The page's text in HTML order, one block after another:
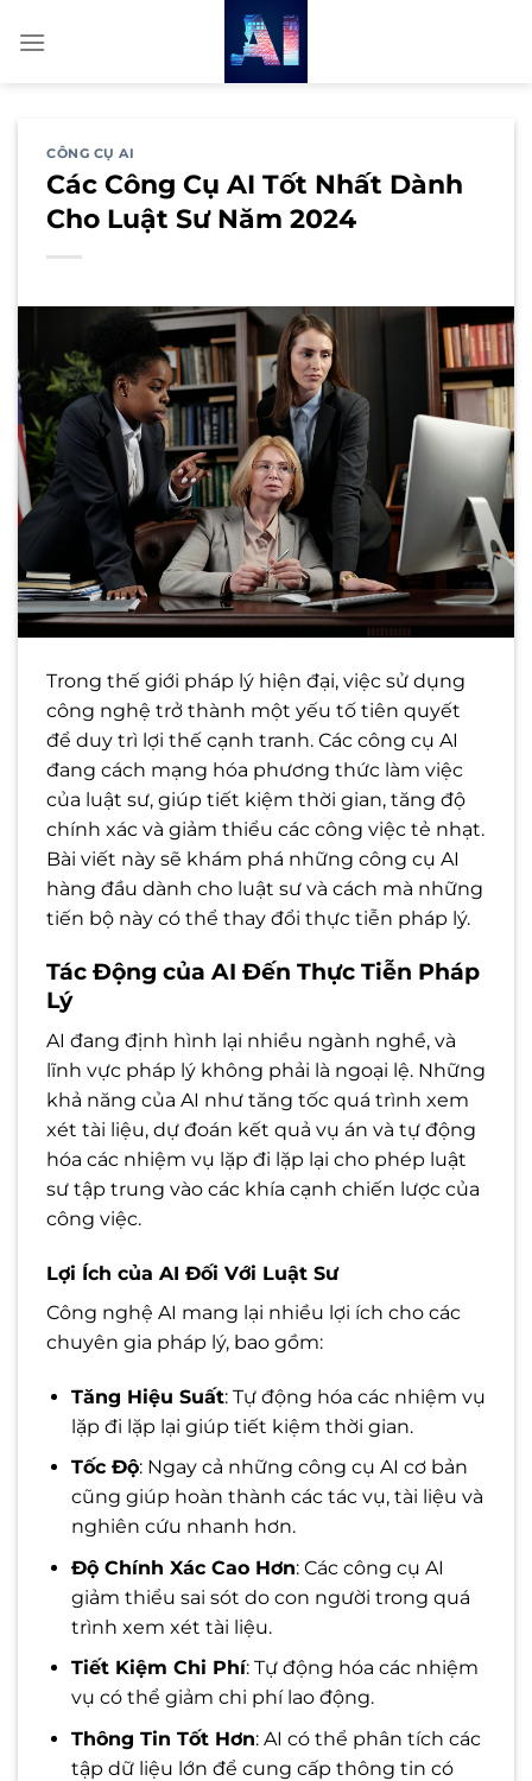
qua
CÔNG CỤ AI
Các Công Cụ AI Tốt Nhất Dành
Cho Luật Sư Năm 2024
Trong thế giới pháp lý hiện đại, việc sử dụng
công nghệ trở thành một yếu tố tiên quyết
để duy trì lợi thế cạnh tranh. Các công cụ AI
đang cách mạng hóa phương thức làm việc
của luật sư, giúp tiết kiệm thời gian, tăng độ
chính xác và giảm thiểu các công việc tẻ nhạt.
Bài viết này sẽ khám phá những công cụ AI
hàng đầu dành cho luật sư và cách mà những
tiến bộ này có thể thay đổi thực tiễn pháp lý.
Tác Động của AI Đến Thực Tiễn Pháp
Lý
AI đang định hình lại nhiều ngành nghề, và
lĩnh vực pháp lý không phải là ngoại lệ. Những
khả năng của AI như tăng tốc quá trình xem
xét tài liệu, dự đoán kết quả vụ án và tự động
hóa các nhiệm vụ lặp đi lặp lại cho phép luật
sư tập trung vào các khía cạnh chiến lược của
công việc.
Lợi Ích của AI Đối Với Luật Sư
Công nghệ AI mang lại nhiều lợi ích cho các
chuyên gia pháp lý, bao gồm:
Tăng Hiệu Suất: Tự động hóa các nhiệm vụ
lặp đi lặp lại giúp tiết kiệm thời gian.
Tốc Độ: Ngay cả những công cụ AI cơ bản
cũng giúp hoàn thành các tác vụ, tài liệu và
nghiên cứu nhanh hơn.
Độ Chính Xác Cao Hơn: Các công cụ AI
giảm thiểu sai sót do con người trong quá
trình xem xét tài liệu.
Tiết Kiệm Chi Phí: Tự động hóa các nhiệm
vụ có thể giảm chi phí lao động.
Thông Tin Tốt Hơn: AI có thể phân tích các
tập dữ liệu lớn để cung cấp thông tin có